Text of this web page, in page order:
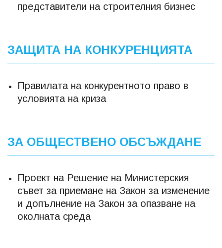
представители на строителния бизнес
ЗАЩИТА НА КОНКУРЕНЦИЯТА
Правилата на конкурентното право в
условията на криза
ЗА ОБЩЕСТВЕНО ОБСЪЖДАНЕ
Проект на Решение на Министерския
съвет за приемане на Закон за изменение
и допълнение на Закон за опазване на
околната среда